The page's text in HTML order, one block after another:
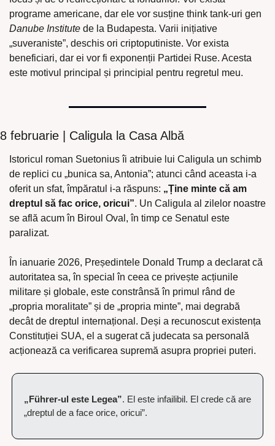
Danube Institute de la Budapesta. Varii inițiative
„suveraniste”, deschis ori criptoputiniste. Vor exista
beneficiari, dar ei vor fi exponenții Partidei Ruse. Acesta
este motivul principal și principial pentru regretul meu.
8 februarie | Caligula la Casa Albă
Istoricul roman Suetonius îi atribuie lui Caligula un schimb
de replici cu „bunica sa, Antonia”; atunci când aceasta i-a
oferit un sfat, împăratul i-a răspuns: „Ține minte că am
dreptul să fac orice, oricui”. Un Caligula al zilelor noastre
se află acum în Biroul Oval, în timp ce Senatul este
paralizat.
În ianuarie 2026, Președintele Donald Trump a declarat că
autoritatea sa, în special în ceea ce privește acțiunile
militare și globale, este constrânsă în primul rând de
„propria moralitate” și de „propria minte”, mai degrabă
decât de dreptul internațional. Deși a recunoscut existența
Constituției SUA, el a sugerat că judecata sa personală
acționează ca verificarea supremă asupra propriei puteri.
„Führer-ul este Legea”. El este infailibil. El crede că are
„dreptul de a face orice, oricui”.